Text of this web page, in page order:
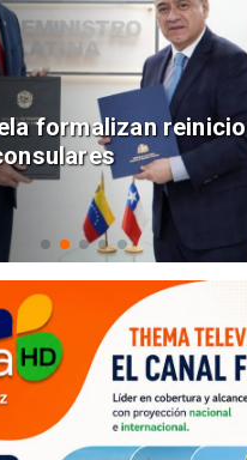
formalizan reinicio